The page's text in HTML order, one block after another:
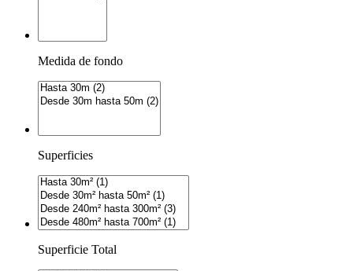
Medida de fondo
Superficies
Superficie Total